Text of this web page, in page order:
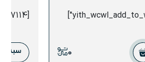
0
[yith_wcwl_add_to_wishlist id="7114"]
سبد